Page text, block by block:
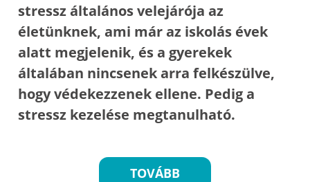
stressz általános velejárója az
életünknek, ami már az iskolás évek
alatt megjelenik, és a gyerekek
általában nincsenek arra felkészülve,
hogy védekezzenek ellene. Pedig a
stressz kezelése megtanulható.
TOVÁBB